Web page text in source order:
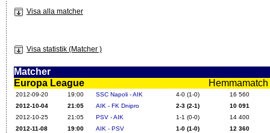
Visa alla matcher
Visa statistik (Matcher )
Matcher
Europa League
2012-09-20 19:00 SSC Napoli - AIK 4-0 (1-0)
16 560
2012-10-04
21:05 AIK - FK Dnipro 2-3 (2-1)
10 091
2012-10-25
21:05 PSV - AIK 1-1 (0-0)
14 400
2012-11-08
19:00 AIK - PSV 1-0 (1-0)
12 360